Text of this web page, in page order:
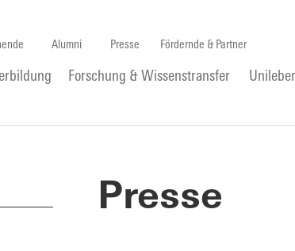
Alumni Presse Fördernde & Partner
Forschung & Wissenstransfer
Presse